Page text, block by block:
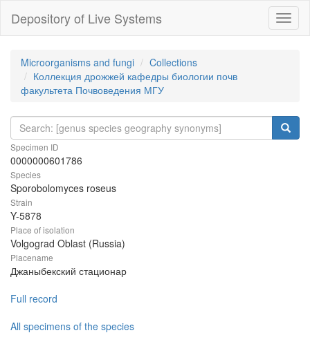
Depository of Live Systems
Microorganisms and fungi
Collections
Коллекция дрожжей кафедры биологии почв
факультета Почвоведения МГУ
Specimen ID
0000000601786
Species
Sporobolomyces roseus
Strain
Y-5878
Place of isolation
Volgograd Oblast (Russia)
Placename
Джаныбекский стационар
Full record
All specimens of the species